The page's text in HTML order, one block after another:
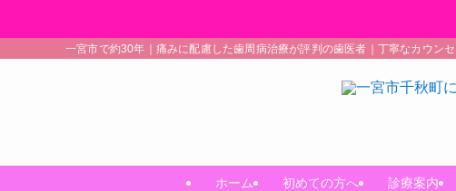
一宮市で約30年｜痛みに配慮した歯周病治療が評判の歯医者｜丁寧なカウン
ホーム 初めての方へ 診療案内